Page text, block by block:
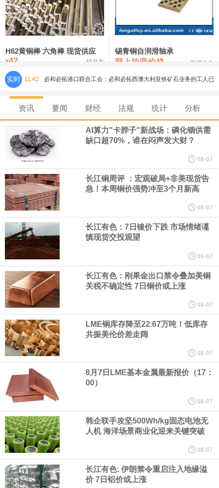
铸造铝合金锭(ZLD104) 24,300—24,500 24,400
压铸锌合金锭 26,500—26,700
氯化镍 38,300—40,300 39,300 0
H62黄铜棒 六角棒 现货供应
¥42 锦升发
锡青铜自润滑轴承
网上协商价格 芜湖合金
实时 11:42 必和必拓港口联合工会：必和必拓西澳大利亚铁矿石业务的工人已
通知，将于8月9日实施24小时停工。
8月7日，宇树科技董事长王兴兴网上路演时表示，报告期内，公司
研发费用金额分别为4,995.18万元、7,001.70万元、14,496.56万
元，最近3年复合增长率达70.36%，呈快速增长趋势，并形成多项
核心技术和知识产权。截至2026年1月31日，公司拥有262项专利权
（含境内发明专利20项）。
纽约期银日内涨4%，现报64.08美元/盎司。
宇树科技董事长、总经理兼首席技术官王兴兴在网上路演时表示，
经过多年研发创新和技术积累，公司逐步形成了包括一体化关节集
成技术、高紧凑度机器人身体集成技术、机器人激光雷达全自研核
心技术等多项已商业化应用的核心技术并已应用于公司的高性能通
用人形机器人、四足机器人等产品。
美国总统特朗普6日否认他对国防部长赫格塞思不满，称对赫格塞思
所做的工作“非常满意”。特朗普在社交媒体上发帖称，一些媒体有关
他与赫格塞思就弹药短缺问题发生冲突的报道是“完全没有根据的谣
言”，他对赫格塞思所做的工作“非常满意”。
资讯 要闻 财经 法规 统计 分析
AI算力"卡脖子"新战场：磷化铟供需
缺口超70%，谁在闷声发大财？
08-07
长江铜周评 ：宏观破局+非美现货告
急！本周铜价强势冲至3个月新高
08-07
长江有色：7日镍价下跌 市场情绪谨
慎现货交投观望
08-07
长江有色：刚果金出口禁令叠加美铜
关税不确定性 7日铜价或上涨
08-07
LME铜库存降至22.67万吨！低库存
共振美伦价差走阔
08-07
8月7日LME基本金属最新报价（17：
00）
08-07
韩企联手攻坚500Wh/kg固态电池无
人机 海洋场景商业化迎来关键突破
08-07
长江有色: 伊朗禁令重启注入地缘溢
价 7日铝价或上涨